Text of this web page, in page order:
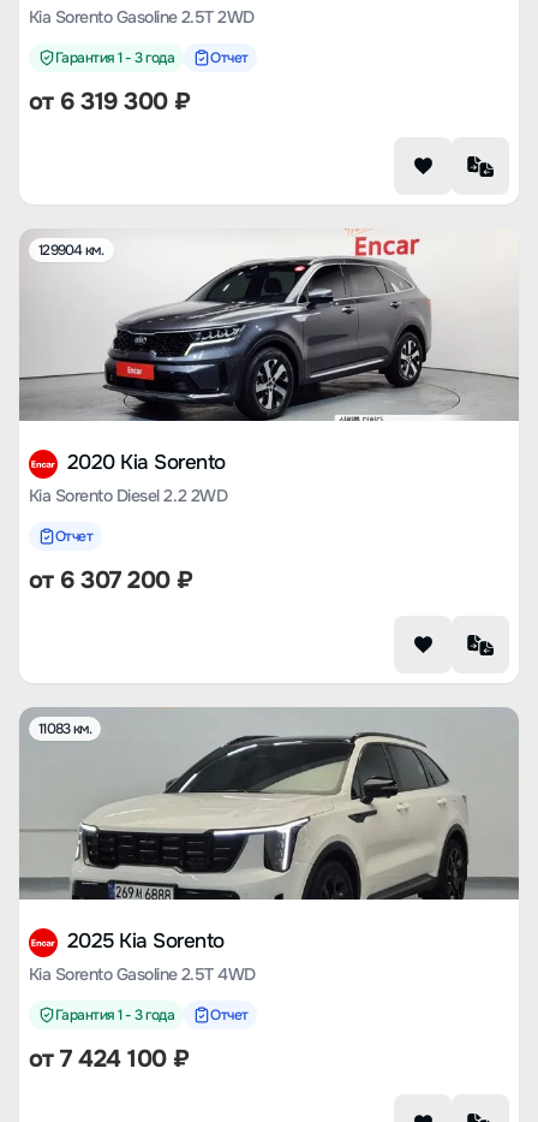
Kia Sorento Gasoline 2.5T 2WD
Гарантия 1 - 3 года Отчет
от 6 319 300₽
129904 км.
2020 Kia Sorento
Kia Sorento Diesel 2.2 2WD
Отчет
от 6 307 200₽
11083 км.
2025 Kia Sorento
Kia Sorento Gasoline 2.5T 4WD
Гарантия 1 - 3 года Отчет
от7 424 100₽